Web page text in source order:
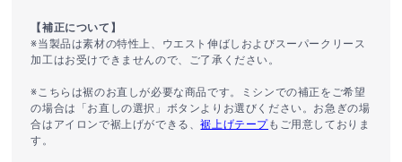
【補正について】
※当製品は素材の特性上、ウエスト伸ばしおよびスーパークリース
加工はお受けできませんので、ご了承ください。
※こちらは裾のお直しが必要な商品です。ミシンでの補正をご希望
の場合は「お直しの選択」ボタンよりお選びください。お急ぎの場
合はアイロンで裾上げができる、裾上げテープもご用意しておりま
す。